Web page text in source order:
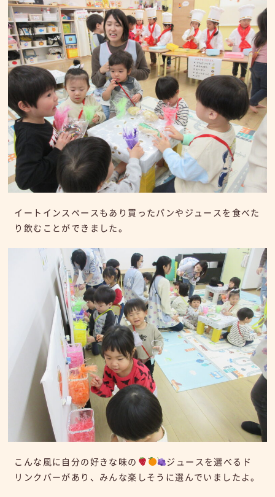
イートインスペースもあり買ったパンやジュースを食べた
り飲むことができました。
こんな風に自分の好きな味の
ジュースを選べるド
リンクバーがあり、みんな楽しそうに選んでいましたよ。